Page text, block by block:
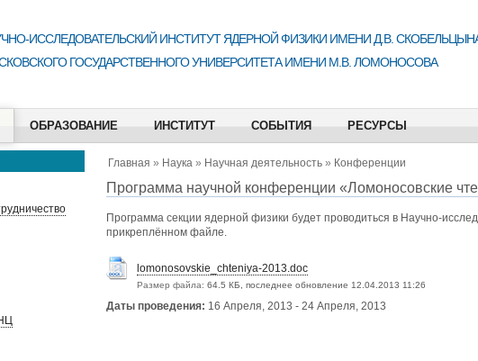
ИССЛЕДОВАТЕЛЬСКИЙ ИНСТИТУТ ЯДЕРНОЙ ФИЗИКИ ИМЕНИ Д.В.
ГОСУДАРСТВЕННОГО УНИВЕРСИТЕТА ИМЕНИ М.В. ЛОМОНОСОВА
ОБРАЗОВАНИЕ ИНСТИТУТ СОБЫТИЯ РЕСУРСЫ
Главная » Наука» Научная деятельность» Конференции
Программа научной конференции «Ломоносовские
Программа секции ядерной физики будет проводиться в Научно-
прикреплённом файле.
lomonosovskie_chteniya-2013.doc
Размер файла: 64.5 КБ, последнее обновление 12.04.2013 11:26
Даты проведения: 16 Апреля, 2013 - 24 Апреля, 2013